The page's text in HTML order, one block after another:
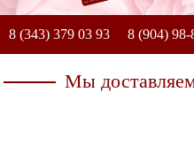
8 (343) 379 03 93 8 (904) 98-
Мы